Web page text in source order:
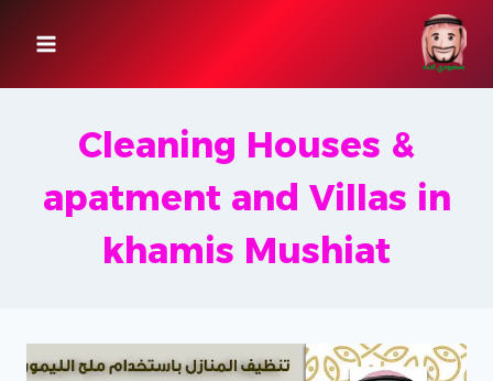
التجاوز
إلى
المحتوى
Cleaning Houses &
apatment and Villas in
khamis Mushiat